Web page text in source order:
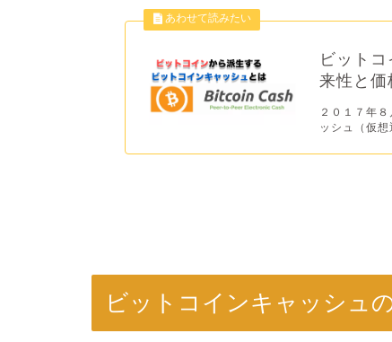
ビット
来性と価
２０１７年
ッシュ（仮
ビットコインキャッシュ